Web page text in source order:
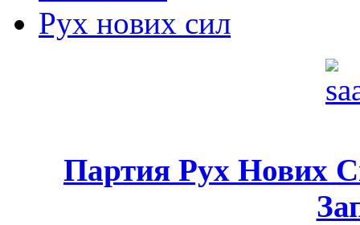
Рух нових сил
Партия Рух Нових